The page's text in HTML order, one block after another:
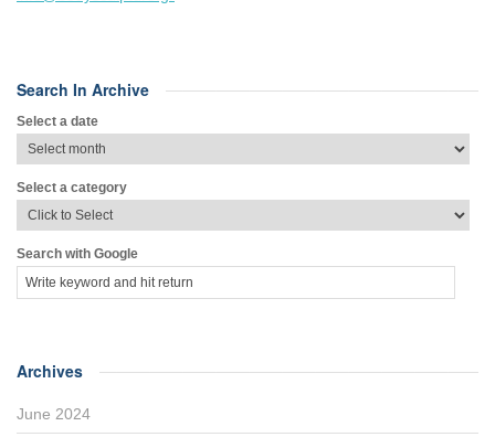
Search In Archive
Select a date
Select a category
Search with Google
Archives
June 2024